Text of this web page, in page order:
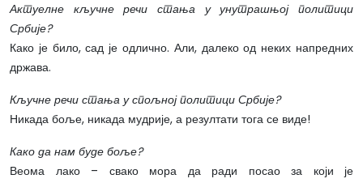
Актуелне кључне речи стања у унутрашњој политици
Србије?
Како је било, сад је одлично. Али, далеко од неких напредних
држава.
Кључне речи стања у спољној политици Србије?
Никада боље, никада мудрије, а резултати тога се виде!
Како да нам буде боље?
Веома лако – свако мора да ради посао за који је